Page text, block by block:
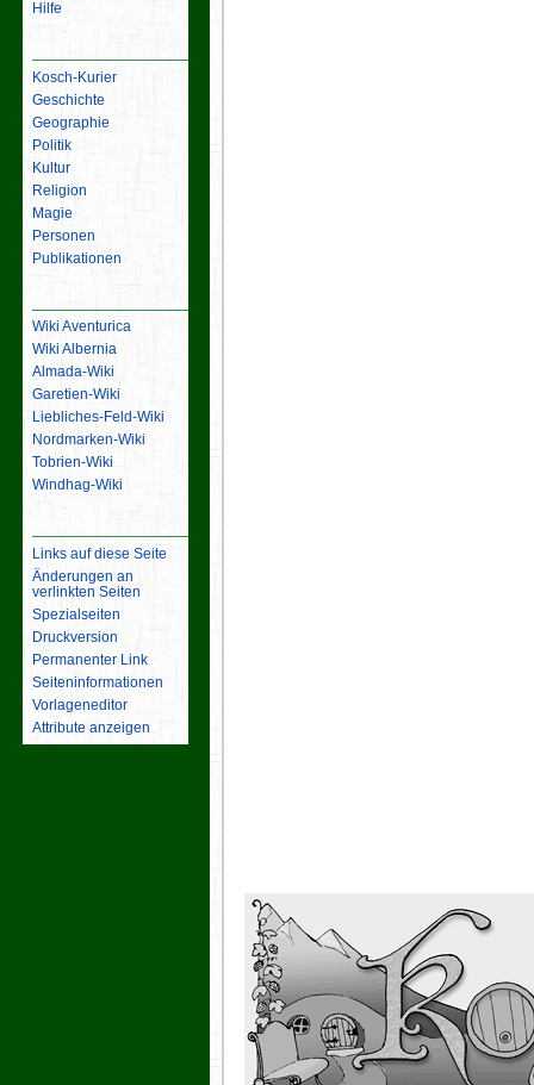
Hilfe
Kosch-Kurier
Geschichte
Geographie
Politik
Kultur
Religion
Magie
Personen
Publikationen
Wiki Aventurica
Wiki Albernia
Almada-Wiki
Garetien-Wiki
Liebliches-Feld-Wiki
Nordmarken-Wiki
Tobrien-Wiki
Windhag-Wiki
Links auf diese Seite
Änderungen an
verlinkten Seiten
Spezialseiten
Druckversion
Permanenter Link
Seiten­­informationen
Vorlageneditor
Attribute anzeigen